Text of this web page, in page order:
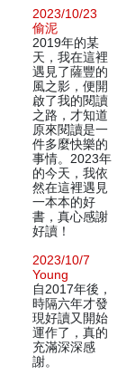
2023/10/23
偷泥
2019年的某
天，我在這裡
遇見了薩豐的
風之影，便開
啟了我的閱讀
之路，才知道
原來閱讀是一
件多麼快樂的
事情。2023年
的今天，我依
然在這裡遇見
一本本的好
書，真心感謝
好讀！
2023/10/7
Young
自2017年後，
時隔六年才發
現好讀又開始
運作了，真的
充滿深深感
謝。